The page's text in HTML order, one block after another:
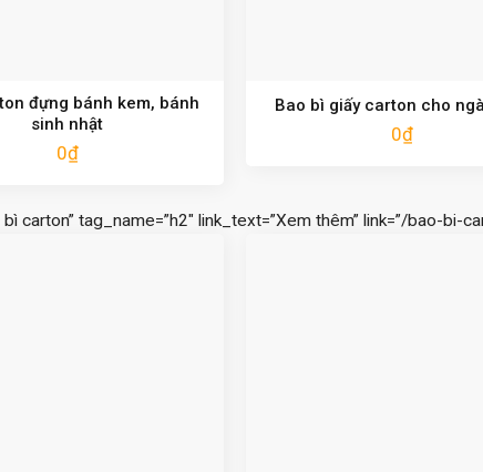
đựng bánh kem, bánh
sinh nhật
0₫
Bao bì giấy carton cho
0₫
tag_name=”h2″ link_text=”Xem thêm” link=”/bao-bi-